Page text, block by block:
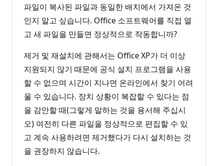
파일이 복사된 파일과 동일한 배치에서 가져온 것
인지 알고 싶습니다. Office 소프트웨어를 직접 열
고 새 파일을 만들면 정상적으로 작동합니까?
제거 및 재설치에 관해서는 Office XP가 더 이상
지원되지 않기 때문에 공식 설치 프로그램을 사용
할 수 없으며 시간이 지나면 온라인에서 찾기 어려
울 수 있습니다. 장치 상황이 복잡할 수 있다는 점
을 감안할 때(그렇게 말하는 것을 용서해 주십시
오) 여전히 다른 파일을 정상적으로 편집할 수 있
고 계속 사용하려면 제거했다가 다시 설치하는 것
을 권장하지 않습니다.